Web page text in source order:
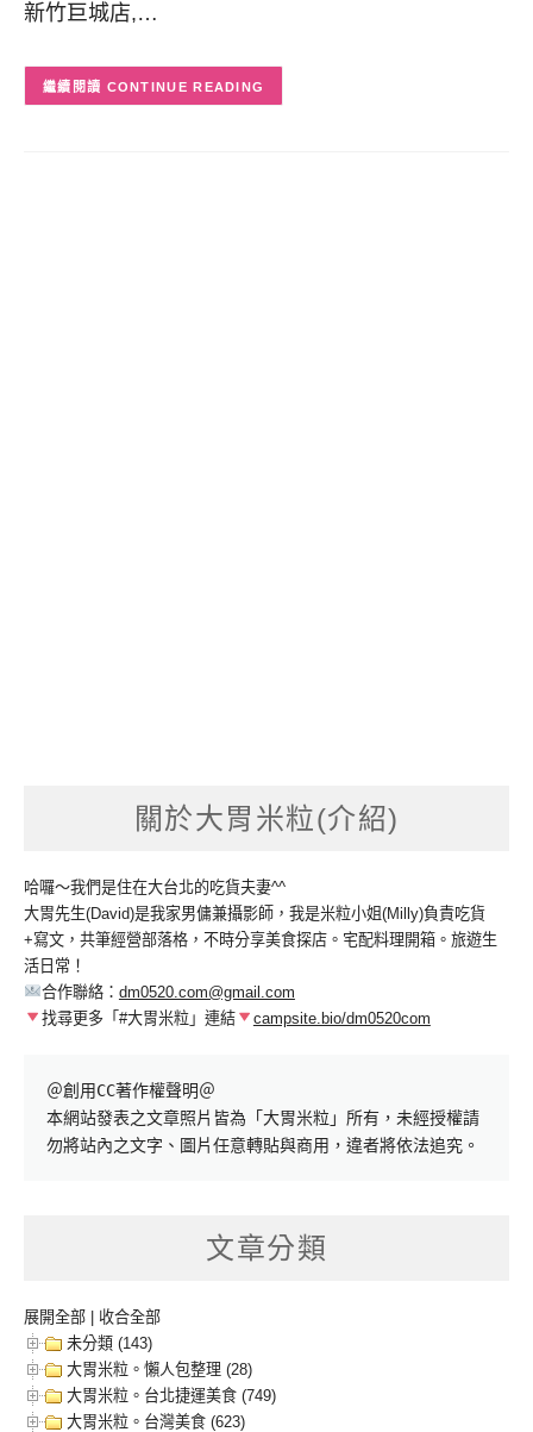
新竹巨城店,…
CONTINUE READING
關於大胃米粒(介紹)
哈囉～我們是住在大台北的吃貨夫妻^^
大胃先生(David)是我家男傭兼攝影師，我是米粒小姐(Milly)負責吃貨
+寫文，共筆經營部落格，不時分享美食探店。宅配料理開箱。旅遊生
活日常！
合作聯絡： dm0520.com@gmail.com
找尋更多「#大胃米粒」連結
campsite.bio/dm0520com
＠創用CC著作權聲明＠
本網站發表之文章照片皆為「大胃米粒」所有，未經授權請
勿將站內之文字、圖片任意轉貼與商用，違者將依法追究。
文章分類
展開全部 | 收合全部
未分類 (143)
大胃米粒。懶人包整理 (28)
大胃米粒。台北捷運美食 (749)
大胃米粒。台灣美食 (623)